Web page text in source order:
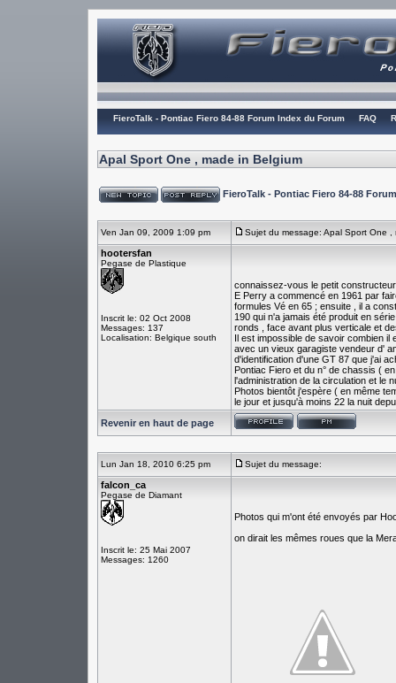
FieroTalk - Pontiac Fiero 84-88 Forum Index du Forum FAQ
Apal Sport One , made in Belgium
FieroTalk - Pontiac Fiero 84-88
Ven Jan 09, 2009 1:09 pm Sujet du message: Apal Sport One ,
hootersfan
Pegase de Plastique
Inscrit le: 02 Oct 2008
Messages: 137
Localisation: Belgique south
connaissez-vous le petit
E Perry a commencé en 1961 par
formules Vé en 65 ; ensuite , il a
190 qui n'a jamais été produit en
ronds , face avant plus verticale et
Il est impossible de savoir combien il
avec un vieux garagiste vendeur d'
d'identification d'une GT 87 que j'ai
Pontiac Fiero et du n° de chassis (
l'administration de la circulation et le
Photos bientôt j'espère ( en même
le jour et jusqu'à moins 22 la nuit
Revenir en haut de page
Lun Jan 18, 2010 6:25 pm Sujet du message:
falcon_ca
Pegase de Diamant
Inscrit le: 25 Mai 2007
Messages: 1260
Photos qui m'ont été envoyés par
on dirait les mêmes roues que la